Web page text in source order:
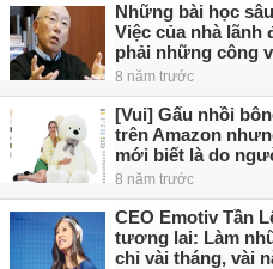
Những bài học
Việc của nhà lãnh
phải những công
8 năm trước
[Vui] Gấu nhồi
trên Amazon
mới biết là do
8 năm trước
CEO Emotiv Tần
tương lai: Làm
chỉ vài tháng, vài